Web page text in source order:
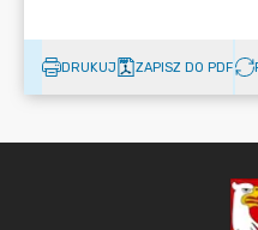
DRUKUJ ZAPISZ DO PDF